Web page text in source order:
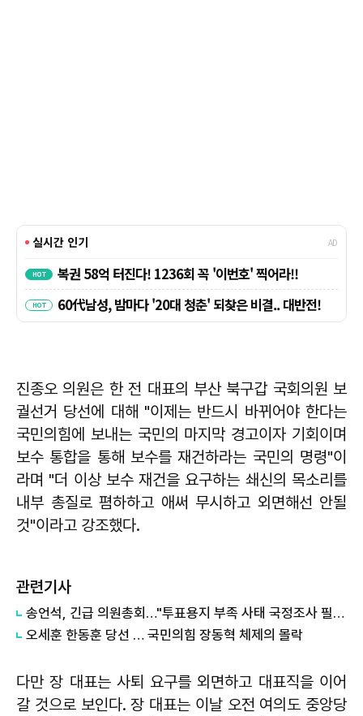
진종오 의원은 한 전 대표의 부산 북구갑 국회의원 보
궐선거 당선에 대해 "이제는 반드시 바뀌어야 한다는
국민의힘에 보내는 국민의 마지막 경고이자 기회이며
보수 통합을 통해 보수를 재건하라는 국민의 명령"이
라며 "더 이상 보수 재건을 요구하는 쇄신의 목소리를
내부 총질로 폄하하고 애써 무시하고 외면해선 안될
것"이라고 강조했다.
관련기사
송언석, 긴급 의원총회…"투표용지 부족 사태 국정조사 필요"
오세훈 한동훈 당선 … 국민의힘 장동혁 체제의 몰락
다만 장 대표는 사퇴 요구를 외면하고 대표직을 이어
갈 것으로 보인다. 장 대표는 이날 오전 여의도 중앙당